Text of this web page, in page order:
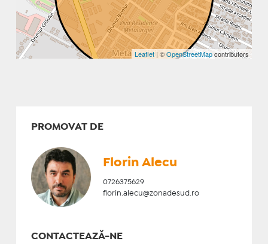
Leaflet | ©OpenStreetMapcontributors
PROMOVAT DE
Florin Alecu
0726375629
florin.alecu@zonadesud.ro
CONTACTEAZĂ-NE